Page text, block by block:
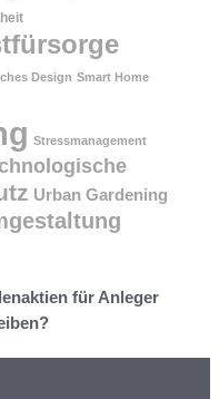
Design Smart Home
Stressmanagement
Urban Gardening
für Anleger